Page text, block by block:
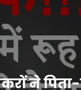
ने पिता-